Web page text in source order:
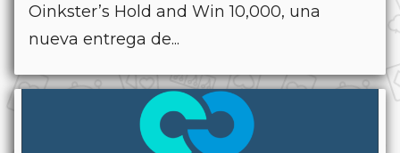
Oinkster’s Hold and Win 10,000, una
nueva entrega de...